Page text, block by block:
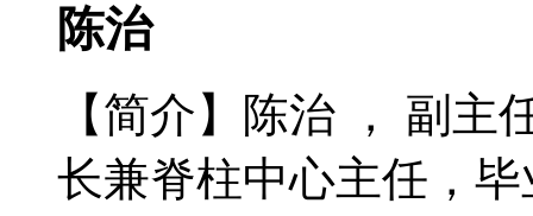
陈治
【简介】陈治 ， 副
长兼脊柱中心主任，